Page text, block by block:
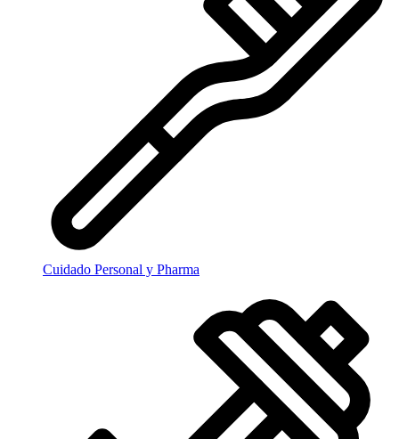
Cuidado Personal y Pharma